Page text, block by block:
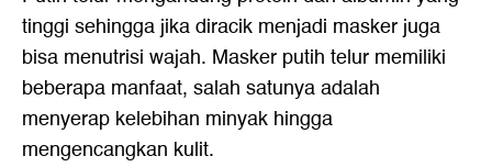
tinggi sehingga jika diracik menjadi masker juga
bisa menutrisi wajah. Masker putih telur memiliki
beberapa manfaat, salah satunya adalah
menyerap kelebihan minyak hingga
mengencangkan kulit.